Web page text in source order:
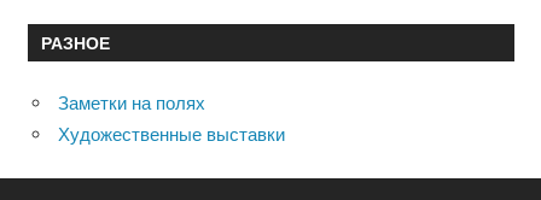
РАЗНОЕ
Заметки на полях
Художественные выставки